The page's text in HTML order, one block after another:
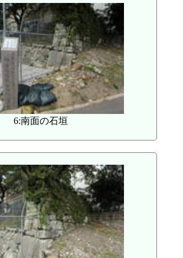
6:南面の石垣